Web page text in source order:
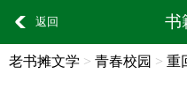
返回 书
老书摊文学 > 青春校园 > 重